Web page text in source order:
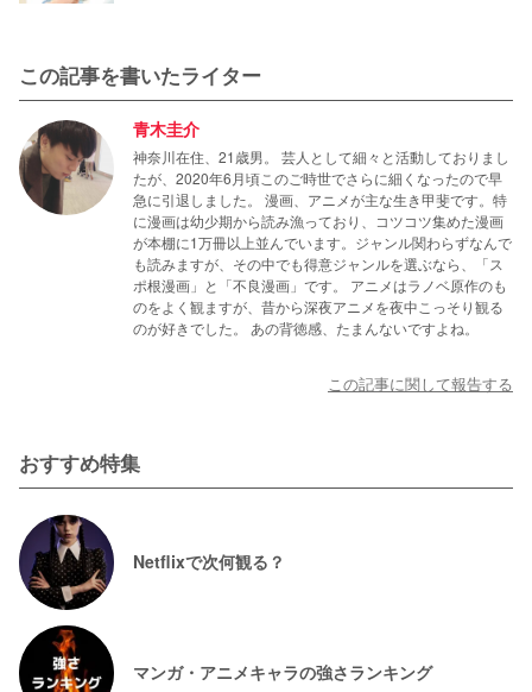
この記事を書いたライター
青木圭介
神奈川在住、21歳男。 芸人として細々と活動しておりまし
たが、2020年6月頃このご時世でさらに細くなったので早
急に引退しました。 漫画、アニメが主な生き甲斐です。特
に漫画は幼少期から読み漁っており、コツコツ集めた漫画
が本棚に1万冊以上並んでいます。ジャンル関わらずなんで
も読みますが、その中でも得意ジャンルを選ぶなら、「ス
ポ根漫画」と「不良漫画」です。 アニメはラノベ原作のも
のをよく観ますが、昔から深夜アニメを夜中こっそり観る
のが好きでした。 あの背徳感、たまんないですよね。
この記事に関して報告する
おすすめ特集
Netflixで次何観る？
マンガ・アニメキャラの強さランキング